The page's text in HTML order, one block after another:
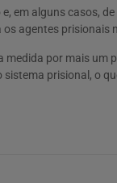
em alguns casos,
agentes prisionais
por mais um
prisional, o